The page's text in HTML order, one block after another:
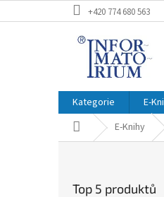
na
+420 774 680 563
Kategorie E-
Domů E-Knihy
Top 5 produktů